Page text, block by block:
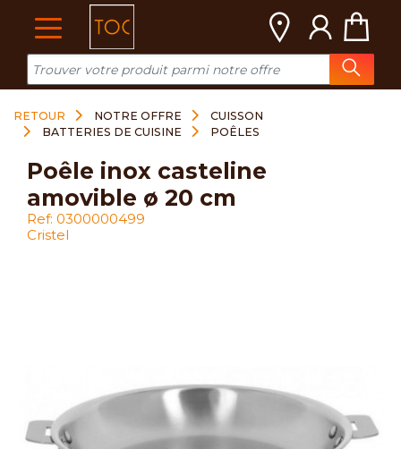
RETOUR NOTRE OFFRE
CUISSON
BATTERIES DE CUISINE
POÊLES
poêle inox casteline
amovible ø 20 cm
Ref: 0300000499
Cristel
Cookies management panel